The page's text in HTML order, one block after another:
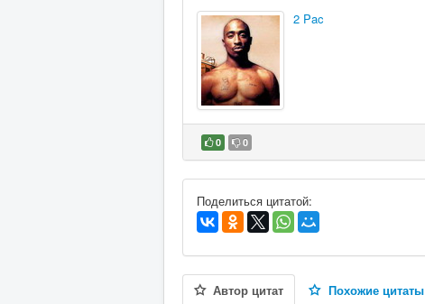
2 Pac
0 0
В избранное
Поделиться цитатой:
Автор цитат Похожие цитаты